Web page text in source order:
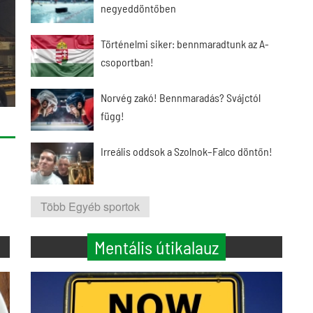
negyeddöntőben
Történelmi siker: bennmaradtunk az A-
csoportban!
Norvég zakó! Bennmaradás? Svájctól
függ!
Irreális oddsok a Szolnok–Falco döntőn!
Több Egyéb sportok
Mentális útikalauz